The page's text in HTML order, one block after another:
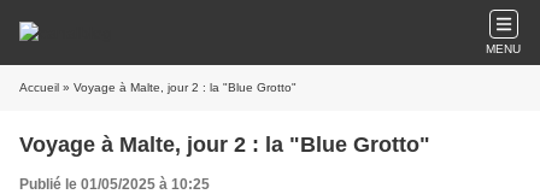
MENU
Accueil » Voyage à Malte, jour 2 : la "Blue Grotto"
Voyage à Malte, jour 2 : la "Blue Grotto"
Publié le 01/05/2025 à 10:25